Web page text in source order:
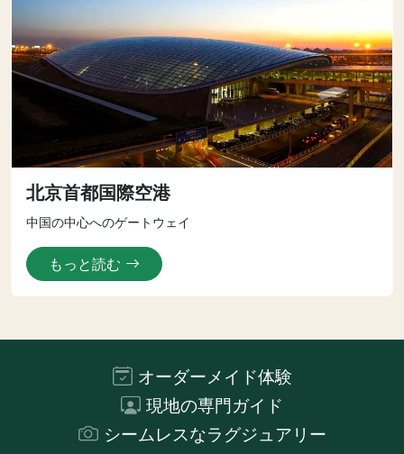
北京首都国際空港
中国の中心へのゲートウェイ
もっと読む
オーダーメイド体験
現地の専門ガイド
シームレスなラグジュアリー